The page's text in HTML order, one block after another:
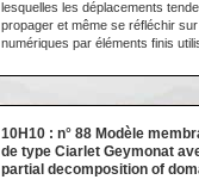
lesquelles les déplacements
propager et même se réfléchir
numériques par éléments finis
10H10 : n° 88 Modèle
de type Ciarlet Geymonat
partial decomposition of